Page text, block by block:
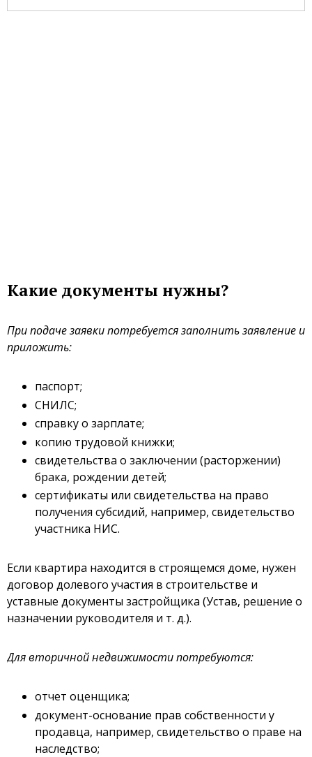
Какие документы нужны?
При подаче заявки потребуется заполнить заявление и
приложить:
паспорт;
СНИЛС;
справку о зарплате;
копию трудовой книжки;
свидетельства о заключении (расторжении)
брака, рождении детей;
сертификаты или свидетельства на право
получения субсидий, например, свидетельство
участника НИС.
Если квартира находится в строящемся доме, нужен
договор долевого участия в строительстве и
уставные документы застройщика (Устав, решение о
назначении руководителя и т. д.).
Для вторичной недвижимости потребуются:
отчет оценщика;
документ-основание прав собственности у
продавца, например, свидетельство о праве на
наследство;